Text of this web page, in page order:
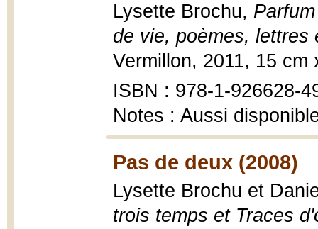
Lysette Brochu,
de vie, poèmes, lettres
Vermillon, 2011, 15
ISBN : 978-1-926628-
Notes : Aussi
Pas de deux (2008)
Lysette Brochu et
trois temps et Traces